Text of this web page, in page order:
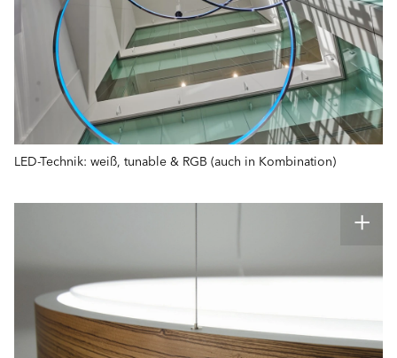
LED-Technik: weiß, tunable & RGB (auch in Kombination)